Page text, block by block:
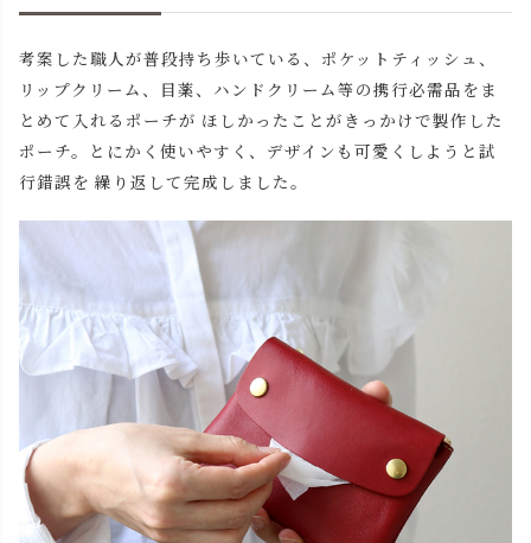
考案した職人が普段持ち歩いている、ポケットティッシュ、
リップクリーム、目薬、ハンドクリーム等の携行必需品をま
とめて入れるポーチが ほしかったことがきっかけで製作した
ポーチ。とにかく使いやすく、デザインも可愛くしようと試
行錯誤を 繰り返して完成しました。